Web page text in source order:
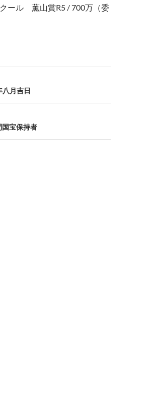
ール 薫山賞R5 / 700万（委
月吉日
国宝保持者